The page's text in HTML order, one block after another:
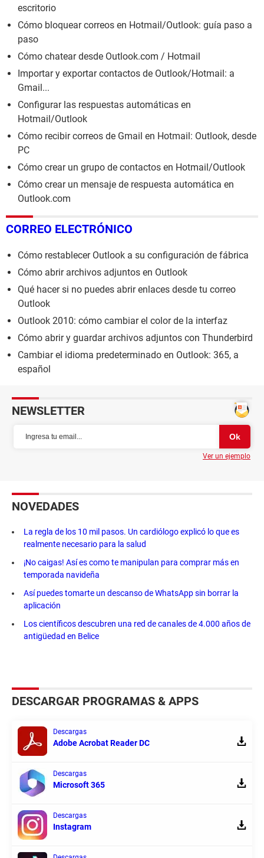
escritorio
Cómo bloquear correos en Hotmail/Outlook: guía paso a
paso
Cómo chatear desde Outlook.com / Hotmail
Importar y exportar contactos de Outlook/Hotmail: a
Gmail...
Configurar las respuestas automáticas en
Hotmail/Outlook
Cómo recibir correos de Gmail en Hotmail: Outlook, desde
PC
Cómo crear un grupo de contactos en Hotmail/Outlook
Cómo crear un mensaje de respuesta automática en
Outlook.com
CORREO ELECTRÓNICO
Cómo restablecer Outlook a su configuración de fábrica
Cómo abrir archivos adjuntos en Outlook
Qué hacer si no puedes abrir enlaces desde tu correo
Outlook
Outlook 2010: cómo cambiar el color de la interfaz
Cómo abrir y guardar archivos adjuntos con Thunderbird
Cambiar el idioma predeterminado en Outlook: 365, a
español
NEWSLETTER
Ver un ejemplo
NOVEDADES
La regla de los 10 mil pasos. Un cardiólogo explicó lo que es
realmente necesario para la salud
¡No caigas! Así es como te manipulan para comprar más en
temporada navideña
Así puedes tomarte un descanso de WhatsApp sin borrar la
aplicación
Los científicos descubren una red de canales de 4.000 años de
antigüedad en Belice
DESCARGAR PROGRAMAS & APPS
Descargas
Adobe Acrobat Reader DC
Descargas
Microsoft 365
Descargas
Instagram